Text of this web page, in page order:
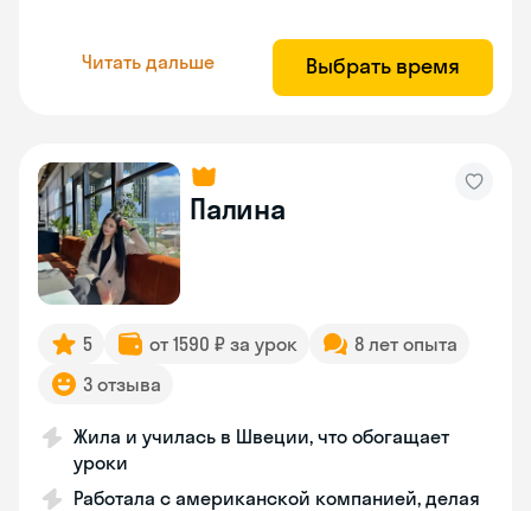
Читать дальше Выбрать время
Палина
5 от 1590 ₽ за урок
8 лет опыта
3 отзыва
Жила и училась в Швеции, что обогащает
уроки
Работала с американской компанией, делая